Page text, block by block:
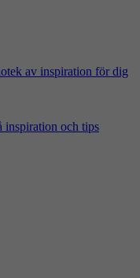
av inspiration för dig
inspiration och tips